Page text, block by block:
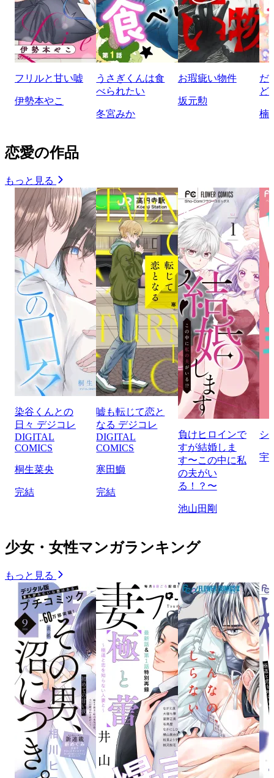
フリルと甘い嘘
伊勢本やこ
うさぎくんは食
べられたい
冬宮みか
お瑕疵い物件
坂元勲
だ
ど
楠
恋愛の作品
もっと見る
染谷くんとの
日々 デジコレ
DIGITAL
COMICS
桐生菜央
完結
嘘も転じて恋と
なる デジコレ
DIGITAL
COMICS
寒田鰤
完結
負けヒロインで
すが結婚しま
す〜この中に私
の夫がい
る！？〜
池山田剛
シ
宇
少女・女性マンガランキング
もっと見る